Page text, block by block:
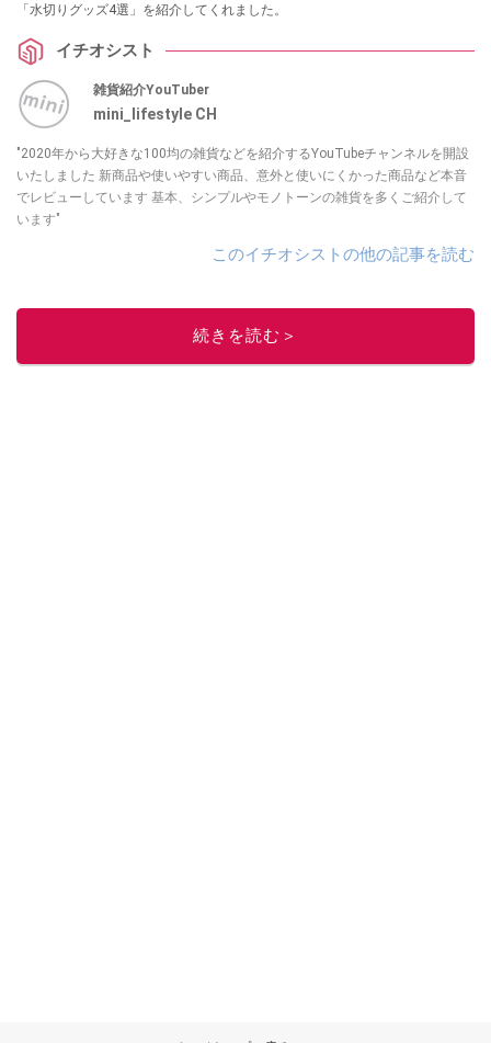
「水切りグッズ4選」を紹介してくれました。
イチオシスト
雑貨紹介YouTuber
mini_lifestyle CH
"2020年から大好きな100均の雑貨などを紹介するYouTubeチャンネルを開設
いたしました 新商品や使いやすい商品、意外と使いにくかった商品など本音
でレビューしています 基本、シンプルやモノトーンの雑貨を多くご紹介して
います"
このイチオシストの他の記事を読む
続きを読む＞